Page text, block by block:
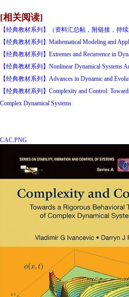
[相关阅读]
【经典教材系列】（资料汇总帖，附链接，持续
【经典教材系列】Mathematical Modeling and
【经典教材系列】Extremes and Recurrence in
【经典教材系列】Nonlinear Dynamical Systems
【经典教材系列】Advances in Dynamic and
【经典教材系列】Complexity and Control:
Complex Dynamical Systems
CAC.PNG